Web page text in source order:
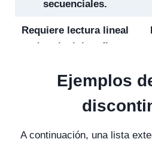
secuenciales.
Requiere lectura lineal
de principio a fin.
Ejemplos: novelas,
artículos, ensayos.
Ejemplos
A continuación, una lista